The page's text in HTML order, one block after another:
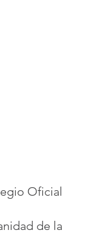
Oficial
de la